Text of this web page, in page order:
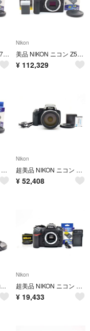
美品 NIKON ニコン D750 デジタル ボディ H434
Nikon
美品 NIKON ニコン Z50II ボディ デジタル H414
¥ 112,329
超美品 NIKON ニコン D5000 デジタル ボディ H239
Nikon
超美品 NIKON ニコン COOLPIX クールピクス P900 M687
¥ 52,408
新品級 ニコン AF-S DX 18-200mm f3.5-5.6 G M159
Nikon
超美品 NIKON ニコン D300 デジタル ボディ H282
¥ 19,433